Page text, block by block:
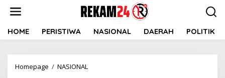
HOME PERISTIWA NASIONAL DAERAH POLITIK
Homepage / NASIONAL